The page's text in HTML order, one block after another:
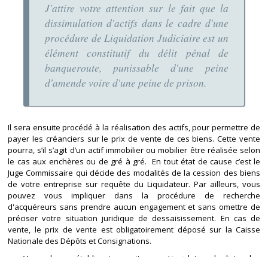
J'attire votre attention sur le fait que la
dissimulation d'actifs dans le cadre d'une
procédure de Liquidation Judiciaire est un
élément constitutif du délit pénal de
banqueroute, punissable d'une peine
d'amende voire d'une peine de prison.
Il sera ensuite procédé à la réalisation des actifs, pour permettre de
payer les créanciers sur le prix de vente de ces biens. Cette vente
pourra, s’il s’agit d’un actif immobilier ou mobilier être réalisée selon
le cas aux enchères ou de gré à gré. En tout état de cause c’est le
Juge Commissaire qui décide des modalités de la cession des biens
de votre entreprise sur requête du Liquidateur. Par ailleurs, vous
pouvez vous impliquer dans la procédure de recherche
d'acquéreurs sans prendre aucun engagement et sans omettre de
préciser votre situation juridique de dessaisissement. En cas de
vente, le prix de vente est obligatoirement déposé sur la Caisse
Nationale des Dépôts et Consignations.